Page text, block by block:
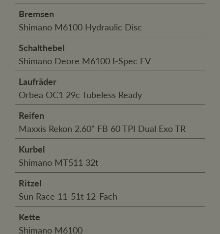
Bremsen
Shimano M6100 Hydraulic Disc
Schalthebel
Shimano Deore M6100 I-Spec EV
Laufräder
Orbea OC1 29c Tubeless Ready
Reifen
Maxxis Rekon 2.60" FB 60 TPI Dual Exo TR
Kurbel
Shimano MT511 32t
Ritzel
Sun Race 11-51t 12-Fach
Kette
Shimano M6100